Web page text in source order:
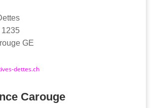
GE
dettes.ch
Carouge